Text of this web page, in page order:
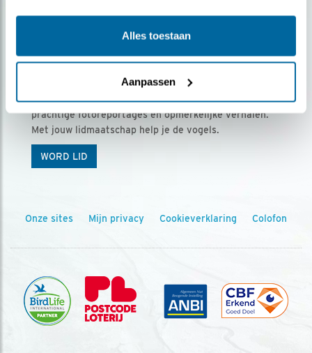
Alles toestaan
Aanpassen
Ontvang 5 x Vogels voor € 36,00 per jaar
Vogels is het tijdschrift voor onze leden, met
prachtige fotoreportages en opmerkelijke verhalen.
Met jouw lidmaatschap help je de vogels.
WORD LID
Onze sites Mijn privacy Cookieverklaring Colofon